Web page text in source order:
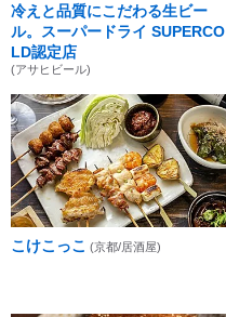
冷えと品質にこだわる生ビー
ル。スーパードライ SUPERCO
LD認定店
(アサヒビール)
こけこっこ (京都/居酒屋)